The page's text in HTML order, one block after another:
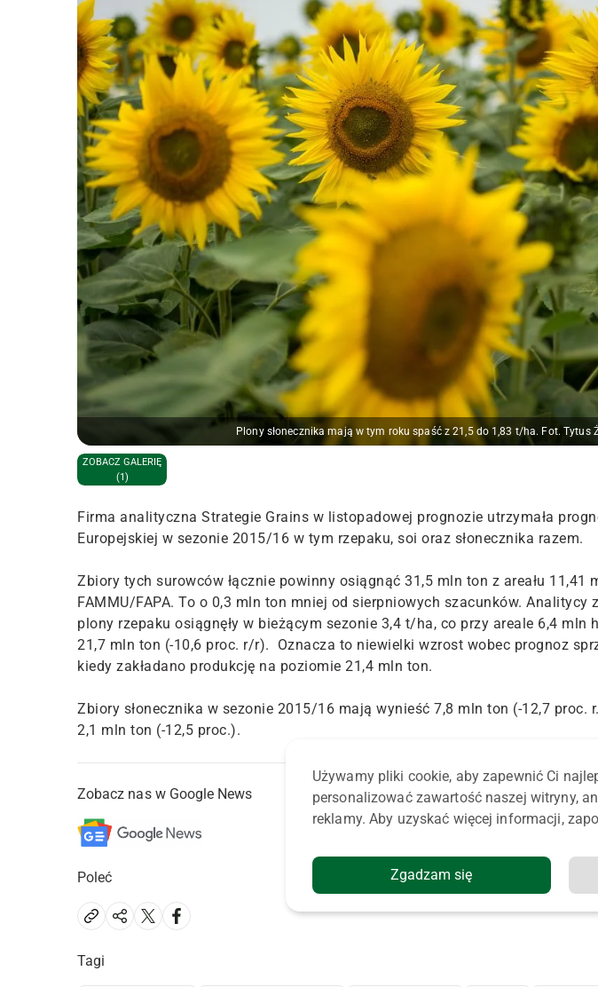
Plony słonecznika mają w tym roku spaść z 21,5 do 1,83 t/ha. Fot. Tytus
ZOBACZ GALERIĘ
(1)
Firma analityczna Strategie Grains w listopadowej prognozie utrzymała
Europejskiej w sezonie 2015/16 w tym rzepaku, soi oraz słonecznika razem.
Zbiory tych surowców łącznie powinny osiągnąć 31,5 mln ton z areału 11,41
FAMMU/FAPA. To o 0,3 mln ton mniej od sierpniowych szacunków. Analitycy
plony rzepaku osiągnęły w bieżącym sezonie 3,4 t/ha, co przy areale 6,4 mln
21,7 mln ton (-10,6 proc. r/r). Oznacza to niewielki wzrost wobec prognoz
kiedy zakładano produkcję na poziomie 21,4 mln ton.
Zbiory słonecznika w sezonie 2015/16 mają wynieść 7,8 mln ton (-12,7 proc.
2,1 mln ton (-12,5 proc.).
Zobacz nas w Google News
Poleć
Tagi
Używamy pliki cookie, aby zapewnić Ci
personalizować zawartość naszej witryny,
reklamy. Aby uzyskać więcej informacji,
Zgadzam się